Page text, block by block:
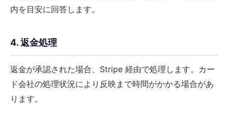
内を目安に回答します。
4. 返金処理
返金が承認された場合、Stripe 経由で処理します。カー
ド会社の処理状況により反映まで時間がかかる場合があ
ります。